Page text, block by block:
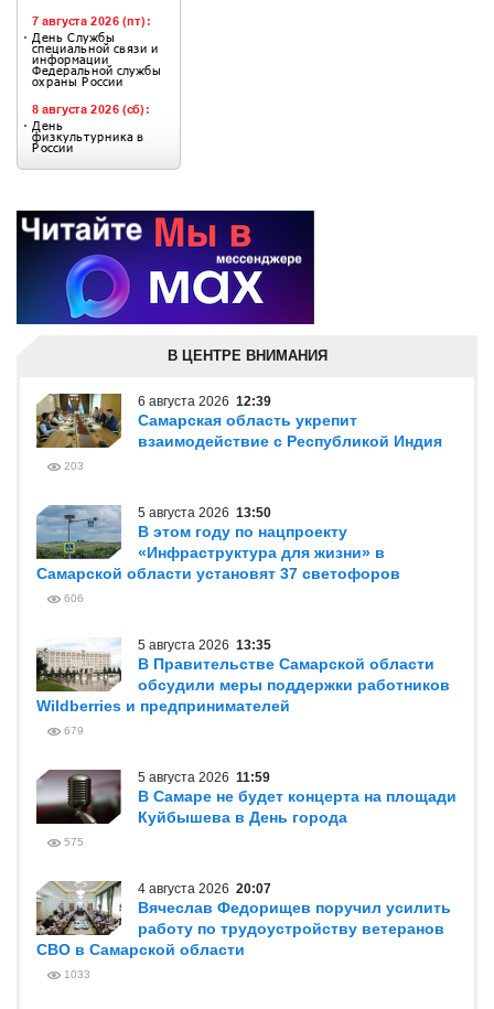
В ЦЕНТРЕ ВНИМАНИЯ
6 августа 2026 12:39
Самарская область укрепит
взаимодействие с Республикой Индия
203
5 августа 2026 13:50
В этом году по нацпроекту
«Инфраструктура для жизни» в
Самарской области установят 37 светофоров
606
5 августа 2026 13:35
В Правительстве Самарской области
обсудили меры поддержки работников
Wildberries и предпринимателей
679
5 августа 2026 11:59
В Самаре не будет концерта на площади
Куйбышева в День города
575
4 августа 2026 20:07
Вячеслав Федорищев поручил усилить
работу по трудоустройству ветеранов
СВО в Самарской области
1033